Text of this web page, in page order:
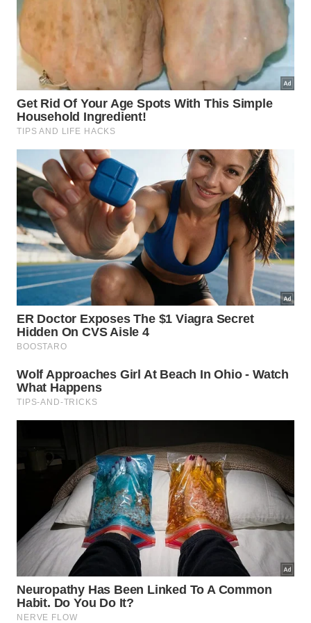
Rua São Francisco de Assis, 218, Sala 10 – Jardim
São José, Bragança Paulista-SP, 12916-900
Nova São João
Av. Doutor Octávio da Silva Bastos, 2439 – Jd. Nova
São João 13874-149
Marília
Av. das Esmeraldas, 821, Sala 704 – Marília-SP,
17516-000
Andradina
Rua Paes Leme, 1598 – Sala 2 – Centro, Andradina-
Araçatuba
Rua Maurício de Nassau, 1191 – Santana, Araçatuba-
SP, 16050-480 – FACULDADE FEA